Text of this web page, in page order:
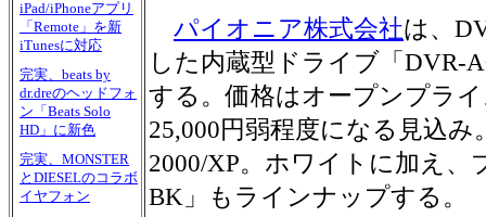
iPad/iPhoneアプリ
「Remote」を新
iTunesに対応
完実、beats by
dr.dreのヘッドフォ
ン「Beats Solo
HD」に新色
完実、MONSTER
とDIESELのコラボ
イヤフォン
パイオニア株式会社は、
した内蔵型ドライブ「DVR-
する。価格はオープンプラ
25,000円弱程度になる見込み
2000/XP。ホワイトに加え、
BK」もラインナップする。